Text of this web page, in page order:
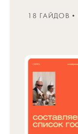
18 ГАЙДОВ •